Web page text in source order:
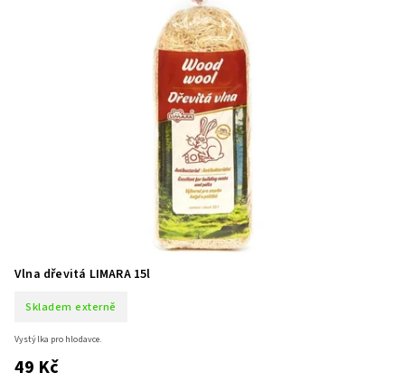
Vlna dřevitá LIMARA 15l
Skladem externě
49 Kč
Vystýlka pro hlodavce.